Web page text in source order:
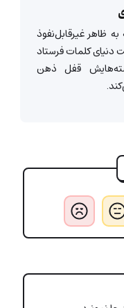
ظاهر غیرقابل‌‌نفوذ
دنیای کلمات فرستاد
قفل ذهن